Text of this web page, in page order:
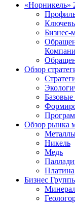
«Норникель»
Бизнес-
Обзор
Обзор рынка
Никель
Медь
Платина
Бизнес